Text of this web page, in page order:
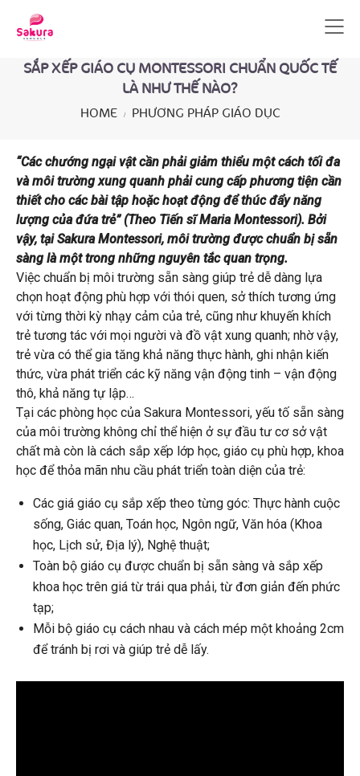
SẮP XẾP GIÁO CỤ MONTESSORI CHUẨN QUỐC TẾ
LÀ NHƯ THẾ NÀO?
HOME PHƯƠNG PHÁP GIÁO DỤC
“Các chướng ngại vật cần phải giảm thiểu một cách tối đa
và môi trường xung quanh phải cung cấp phương tiện cần
thiết cho các bài tập hoặc hoạt động để thúc đẩy năng
lượng của đứa trẻ” (Theo Tiến sĩ Maria Montessori). Bởi
vậy, tại Sakura Montessori, môi trường được chuẩn bị sẵn
sàng là một trong những nguyên tắc quan trọng.
Việc chuẩn bị môi trường sẵn sàng giúp trẻ dễ dàng lựa
chọn hoạt động phù hợp với thói quen, sở thích tương ứng
với từng thời kỳ nhạy cảm của trẻ, cũng như khuyến khích
trẻ tương tác với mọi người và đồ vật xung quanh; nhờ vậy,
trẻ vừa có thể gia tăng khả năng thực hành, ghi nhận kiến
thức, vừa phát triển các kỹ năng vận động tinh – vận động
thô, khả năng tự lập…
Tại các phòng học của Sakura Montessori, yếu tố sẵn sàng
của môi trường không chỉ thể hiện ở sự đầu tư cơ sở vật
chất mà còn là cách sắp xếp lớp học, giáo cụ phù hợp, khoa
học để thỏa mãn nhu cầu phát triển toàn diện của trẻ:
Các giá giáo cụ sắp xếp theo từng góc: Thực hành cuộc
sống, Giác quan, Toán học, Ngôn ngữ, Văn hóa (Khoa
học, Lịch sử, Địa lý), Nghệ thuật;
Toàn bộ giáo cụ được chuẩn bị sẵn sàng và sắp xếp
khoa học trên giá từ trái qua phải, từ đơn giản đến phức
tạp;
Mỗi bộ giáo cụ cách nhau và cách mép một khoảng 2cm
để tránh bị rơi và giúp trẻ dễ lấy.